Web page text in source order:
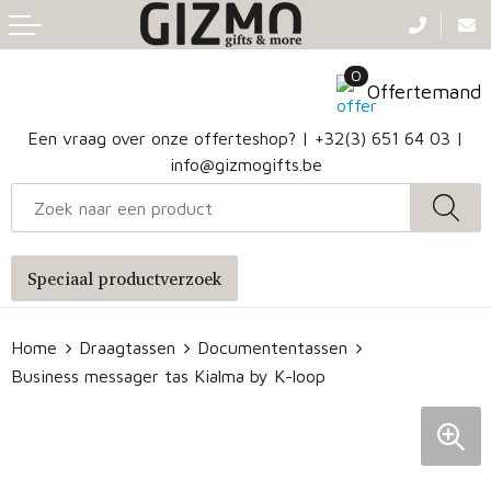
Een vraag over onze offerteshop? | +32(3) 651 64 03 |
info@gizmogifts.be
0
Offertemand
Klokken, horloges en weerstations
Sleutelhangers en Lanyards
Lampen en Gereedschap
Snoepgoed
Badtextiel en Douche
Handschoenen en Sjaals
Blazers
Jassen
Hoofdbanden
Heuptassen
Papieren tassen
Reistassen
Autotassen
Speciaal productverzoek
Home Draagtassen
Documententassen
Business messager tas Kialma by K-loop